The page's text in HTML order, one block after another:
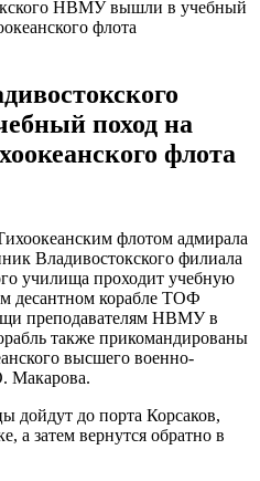
поход на
флота
флотом адмирала
Владивостокского филиала
училища проходит учебную
десантном корабле ТОФ
преподавателям НВМУ в
также прикомандированы
высшего военно-
Макарова.
дойдут до порта Корсаков,
затем вернутся обратно в